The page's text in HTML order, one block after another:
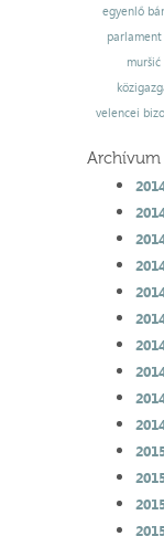
egyenlő
parlament
muršić
velencei
Archívum